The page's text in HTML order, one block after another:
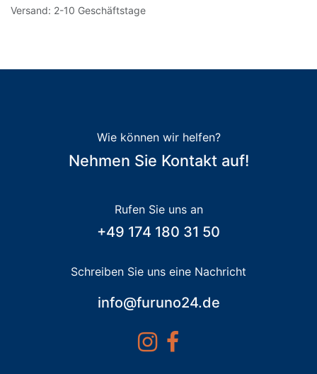
Versand: 2-10 Geschäftstage
Wie können wir helfen?
Nehmen Sie Kontakt auf!
Rufen Sie uns an
+49 174 180 31 50
Schreiben Sie uns eine Nachricht
info@furuno24.de